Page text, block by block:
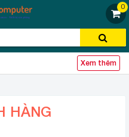
0
Xem thêm
HÀNG